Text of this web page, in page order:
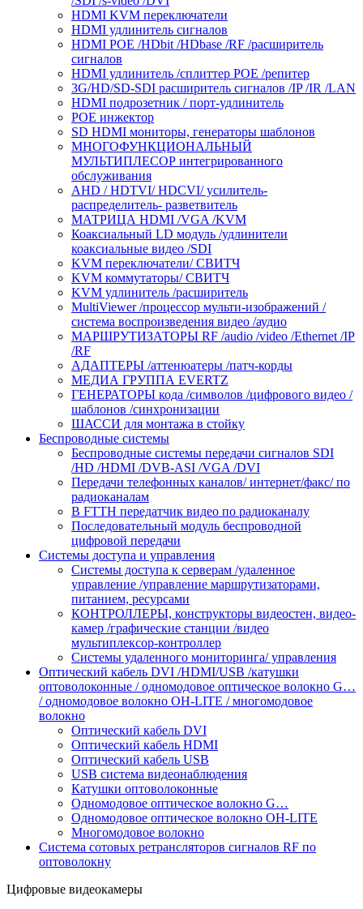
HDMI KVM переключатели
HDMI удлинитель сигналов
HDMI POE /HDbit /HDbase /RF /расширитель
сигналов
HDMI удлинитель /сплиттер POE /репитер
3G/HD/SD-SDI расширитель сигналов /IP /IR /LAN
HDMI подрозетник / порт-удлинитель
POE инжектор
SD HDMI мониторы, генераторы шаблонов
МНОГОФУНКЦИОНАЛЬНЫЙ
МУЛЬТИПЛЕСОР интегрированного
обслуживания
AHD / HDTVI/ HDCVI/ усилитель-
распределитель- разветвитель
МАТРИЦА HDMI /VGA /KVM
Коаксиальный LD модуль /удлинители
коаксиальные видео /SDI
KVM переключатели/ СВИТЧ
KVM коммутаторы/ СВИТЧ
KVM удлинитель /расширитель
MultiViewer /процессор мульти-изображений /
система воспроизведения видео /аудио
МАРШРУТИЗАТОРЫ RF /audio /video /Ethernet /IP
/RF
АДАПТЕРЫ /аттенюатеры /патч-корды
МЕДИА ГРУППА EVERTZ
ГЕНЕРАТОРЫ кода /символов /цифрового видео /
шаблонов /синхронизации
ШАССИ для монтажа в стойку
Беспроводные системы
Беспроводные системы передачи сигналов SDI
/HD /HDMI /DVB-ASI /VGA /DVI
Передачи телефонных каналов/ интернет/факс/ по
радиоканалам
В FTTH передатчик видео по радиоканалу
Последовательный модуль беспроводной
цифровой передачи
Системы доступа и управления
Системы доступа к серверам /удаленное
управление /управление маршрутизаторами,
питанием, ресурсами
КОНТРОЛЛЕРЫ, конструкторы видеостен, видео-
камер /графические станции /видео
мультиплексор-контроллер
Cистемы удаленного мониторинга/ управления
Оптичеcкий кабель DVI /HDMI/USB /катушки
оптоволоконные / одномодовое оптическое волокно G…
/ одномодовое волокно OH-LITE / многомодовое
волокно
Оптичеcкий кабель DVI
Оптический кабель HDMI
Оптический кабель USB
USB система видеонаблюдения
Катушки оптоволоконные
Одномодовое оптическое волокно G…
Одномодовое оптическое волокно OH-LITE
Многомодовое волокно
Система сотовых ретрансляторов сигналов RF по
оптоволокну
Цифровые видеокамеры